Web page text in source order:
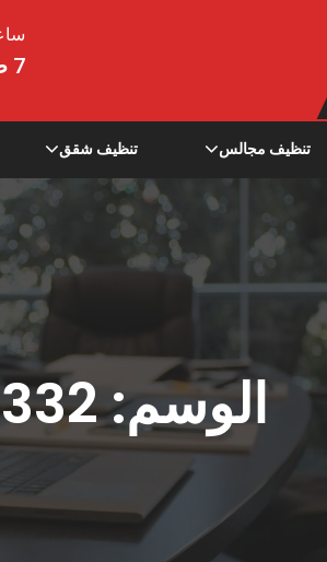
7 صباحا - 5 مساءا
تنظيف مجالس تنظيف شقق
الوسم: